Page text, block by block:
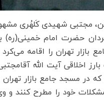
مجتبی شهیدی کَلهُری
حضرت امام
بازار تهران را اقامه
اخلاقی آیت الله
در مسجد جامع بازار تهران
خود را مطرح کنند